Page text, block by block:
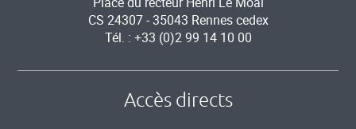
CS 24307 - 35043 Rennes cedex
Tél. : +33 (0)2 99 14 10 00
Accès directs